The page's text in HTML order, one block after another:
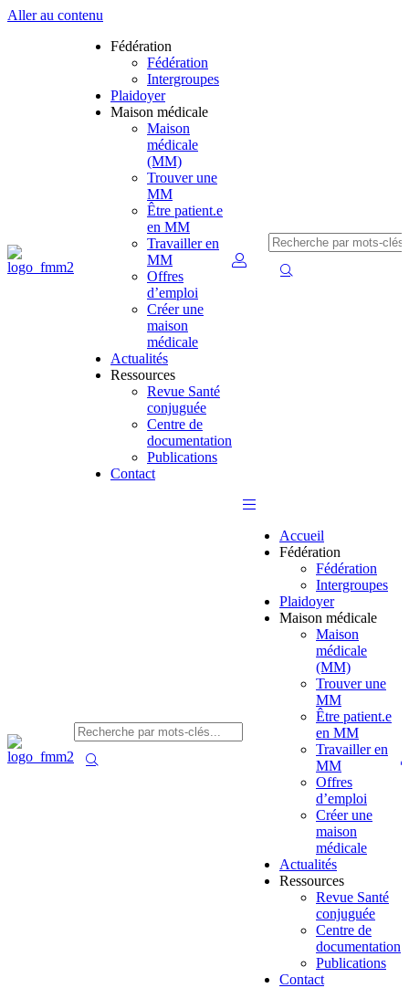
Aller au contenu
Fédération
Fédération
Intergroupes
Plaidoyer
Maison médicale
Maison
médicale
(MM)
Trouver une
MM
Être patient.e
en MM
Travailler en
MM
Offres
d’emploi
Créer une
maison
médicale
Actualités
Ressources
Revue Santé
conjuguée
Centre de
documentation
Publications
Contact
Accueil
Fédération
Fédération
Intergroupes
Plaidoyer
Maison médicale
Maison
médicale
(MM)
Trouver une
MM
Être patient.e
en MM
Travailler en
MM
Offres
d’emploi
Créer une
maison
médicale
Actualités
Ressources
Revue Santé
conjuguée
Centre de
documentation
Publications
Contact